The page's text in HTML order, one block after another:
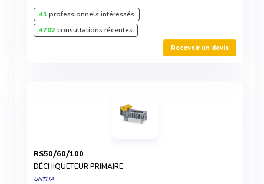
41professionnels intéressés
4702consultations récentes
Recevoir un devis
RS50/60/100
DÉCHIQUETEUR PRIMAIRE
UNTHA